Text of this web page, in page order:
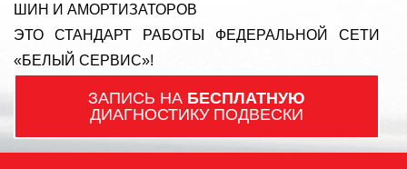
ШИН И АМОРТИЗАТОРОВ
ЭТО СТАНДАРТ РАБОТЫ ФЕДЕРАЛЬНОЙ СЕТИ
«БЕЛЫЙ СЕРВИС»!
ЗАПИСЬ НА БЕСПЛАТНУЮ
ДИАГНОСТИКУ ПОДВЕСКИ